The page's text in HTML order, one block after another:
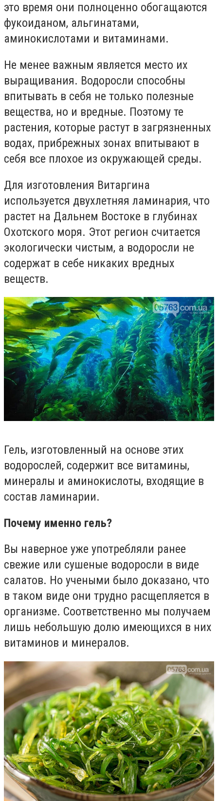
это время они полноценно обогащаются
фукоиданом, альгинатами,
аминокислотами и витаминами.
Не менее важным является место их
выращивания. Водоросли способны
впитывать в себя не только полезные
вещества, но и вредные. Поэтому те
растения, которые растут в загрязненных
водах, прибрежных зонах впитывают в
себя все плохое из окружающей среды.
Для изготовления Витаргина
используется двухлетняя ламинария, что
растет на Дальнем Востоке в глубинах
Охотского моря. Этот регион считается
экологически чистым, а водоросли не
содержат в себе никаких вредных
веществ.
Гель, изготовленный на основе этих
водорослей, содержит все витамины,
минералы и аминокислоты, входящие в
состав ламинарии.
Почему именно гель?
Вы наверное уже употребляли ранее
свежие или сушеные водоросли в виде
салатов. Но учеными было доказано, что
в таком виде они трудно расщепляется в
организме. Соответственно мы получаем
лишь небольшую долю имеющихся в них
витаминов и минералов.